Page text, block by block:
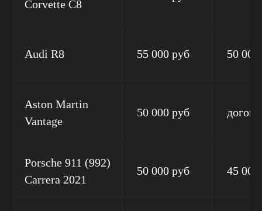
Corvette C8
Audi R8 55 000 руб 50 000
Aston Martin
Vantage
50 000 руб
Porsсhe 911 (992)
Carrera 2021
50 000 руб 45 000